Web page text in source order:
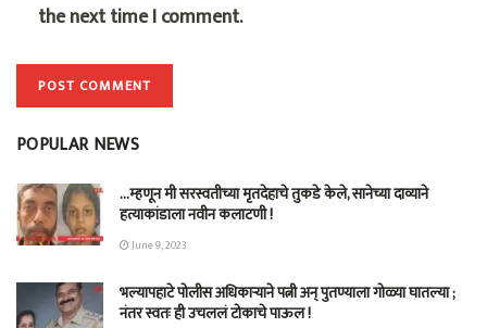
the next time I comment.
POPULAR NEWS
…म्हणून मी सरस्वतीच्या मृतदेहाचे तुकडे केले, सानेच्या दाव्याने
हत्याकांडाला नवीन कलाटणी !
June 9, 2023
भल्यापहाटे पोलीस अधिकाऱ्याने पत्नी अन् पुतण्याला गोळ्या घातल्या ;
नंतर स्वतः ही उचललं टोकाचे पाऊल !